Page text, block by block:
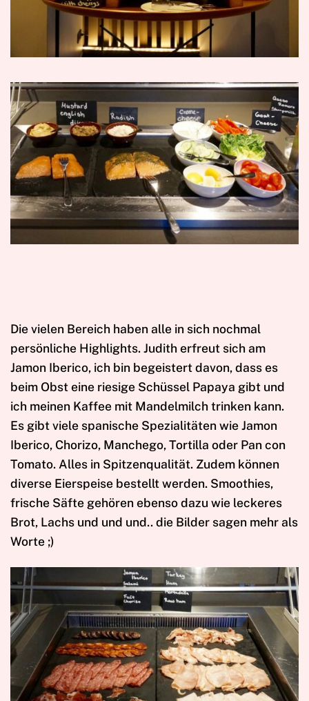
Die vielen Bereich haben alle in sich nochmal
persönliche Highlights. Judith erfreut sich am
Jamon Iberico, ich bin begeistert davon, dass es
beim Obst eine riesige Schüssel Papaya gibt und
ich meinen Kaffee mit Mandelmilch trinken kann.
Es gibt viele spanische Spezialitäten wie Jamon
Iberico, Chorizo, Manchego, Tortilla oder Pan con
Tomato. Alles in Spitzenqualität. Zudem können
diverse Eierspeise bestellt werden. Smoothies,
frische Säfte gehören ebenso dazu wie leckeres
Brot, Lachs und und und.. die Bilder sagen mehr als
Worte ;)